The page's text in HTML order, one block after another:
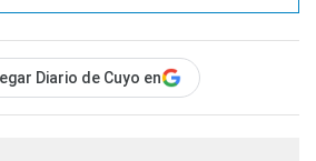
Diario de Cuyo en